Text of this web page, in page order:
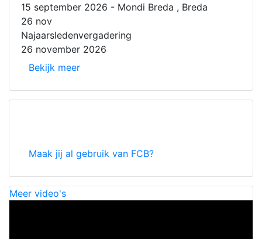
15 september 2026 - Mondi Breda , Breda
26 nov
Najaarsledenvergadering
26 november 2026
Bekijk meer
Maak jij al gebruik van FCB?
Meer video's